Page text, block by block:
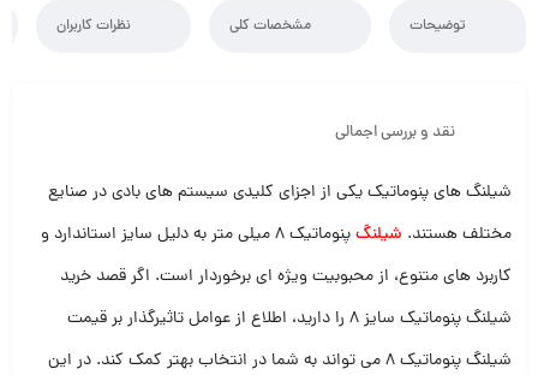
توضیحات مشخصات کلی نظرات کاربران
نقد و بررسی اجمالی
شیلنگ‌ های پنوماتیک یکی از اجزای کلیدی سیستم‌ های بادی در صنایع
مختلف هستند. شیلنگ
پنوماتیک 8 میلی‌ متر به‌ دلیل سایز استاندارد و
کاربرد های متنوع، از محبوبیت ویژه‌ ای برخوردار است. اگر قصد خرید
شیلنگ پنوماتیک سایز 8 را دارید، اطلاع از عوامل تاثیرگذار بر قیمت
شیلنگ پنوماتیک 8 می‌ تواند به شما در انتخاب بهتر کمک کند. در این